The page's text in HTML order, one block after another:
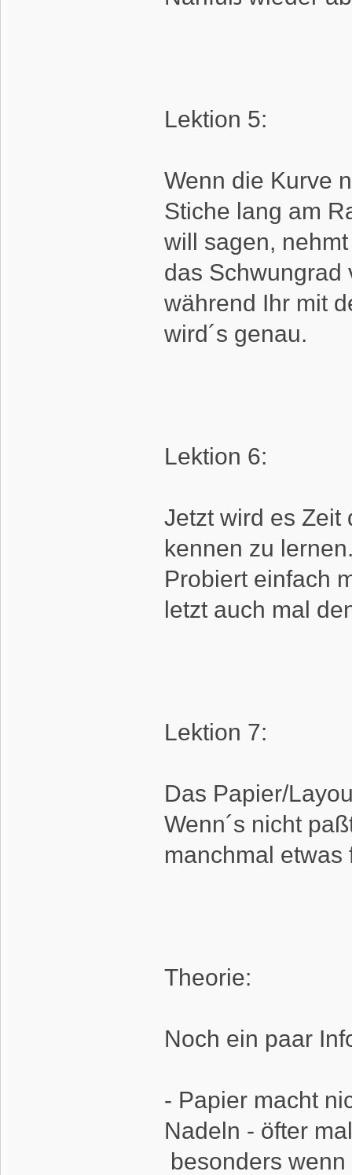
Lektion 5:
Wenn die Kurve
Stiche lang am
will sagen,
das Schwungrad
während Ihr mit
wird´s genau.
Lektion 6:
Jetzt wird es Zeit
kennen zu
Probiert einfach
letzt auch mal
Lektion 7:
Das Papier/
Wenn´s nicht
manchmal etwas
Theorie:
Noch ein paar
- Papier macht
Nadeln - öfter
besonders